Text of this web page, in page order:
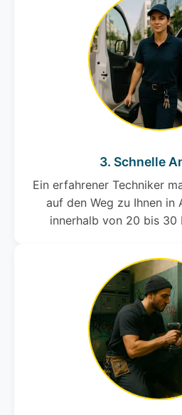
3. Schnelle
Ein erfahrener Techniker
auf den Weg zu Ihnen in
innerhalb von 20 bis 30